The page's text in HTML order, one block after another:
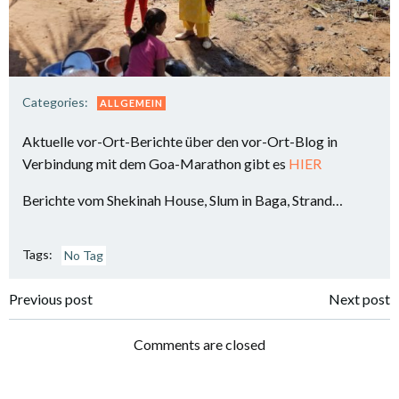
Categories: ALLGEMEIN
Aktuelle vor-Ort-Berichte über den vor-Ort-Blog in
Verbindung mit dem Goa-Marathon gibt es HIER
Berichte vom Shekinah House, Slum in Baga, Strand…
Tags: No Tag
Post
navigation
Previous post
navigation
Next post
Comments are closed